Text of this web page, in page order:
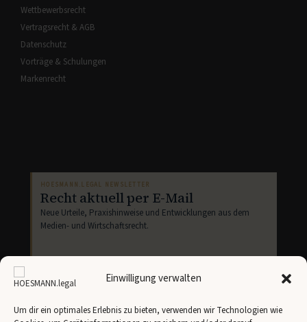
Einwilligung verwalten
Um dir ein optimales Erlebnis zu bieten, verwenden wir Technologien wie
Wettbewerbsrecht
Vertragsrecht & AGB
Datenschutz
Vorträge & Schulungen
Markenrecht
HOESMANN.LEGAL NEWSLETTER
Recht aktuell per E-Mail
Neue Urteile, Praxishinweise und Entwicklungen aus dem
Medien- und Wirtschaftsrecht.